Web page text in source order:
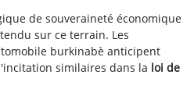
de souveraineté économique
sur ce terrain. Les
burkinabè anticipent
similaires dans la loi de